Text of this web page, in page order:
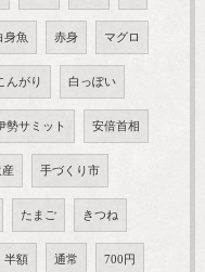
身魚 赤身 マグロ
んがり 白っぽい
勢サミット 安倍首相
産 手づくり市
たまご きつね
半額 通常 700円